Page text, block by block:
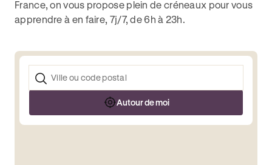
France, on vous propose plein de créneaux pour vous
apprendre à en faire, 7j/7, de 6h à 23h.
Autour de moi